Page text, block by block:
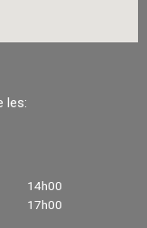
les:
14h00
17h00